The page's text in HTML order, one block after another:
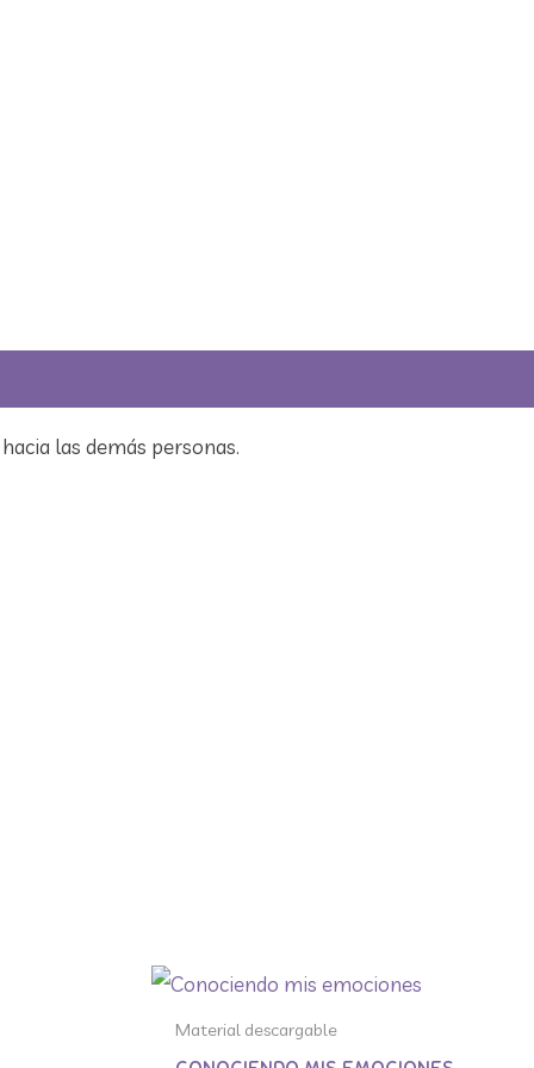
las demás personas.
Material descargable